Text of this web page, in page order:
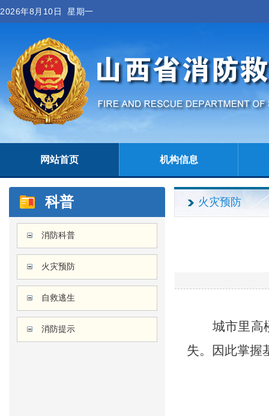
2026年8月10日 星期一
网站首页 机构信息
科普
消防科普
火灾预防
自救逃生
消防提示
火灾预防
城市里高
失。因此掌握